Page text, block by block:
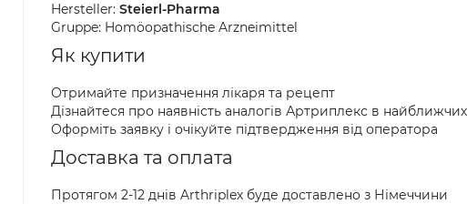
Hersteller: Steierl-Pharma
Gruppe: Homöopathische Arzneimittel
Як купити
Отримайте призначення лікаря та рецепт
Дізнайтеся про наявність аналогів Артриплекс в
Оформіть заявку і очікуйте підтвердження від оператора
Доставка та оплата
Протягом 2-12 днів Arthriplex буде доставлено з Німеччини